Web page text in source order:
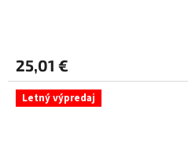
produktu
je
3,0
z
25,01 €
Letný výpredaj